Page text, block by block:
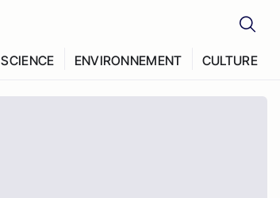
SCIENCE ENVIRONNEMENT CULTURE